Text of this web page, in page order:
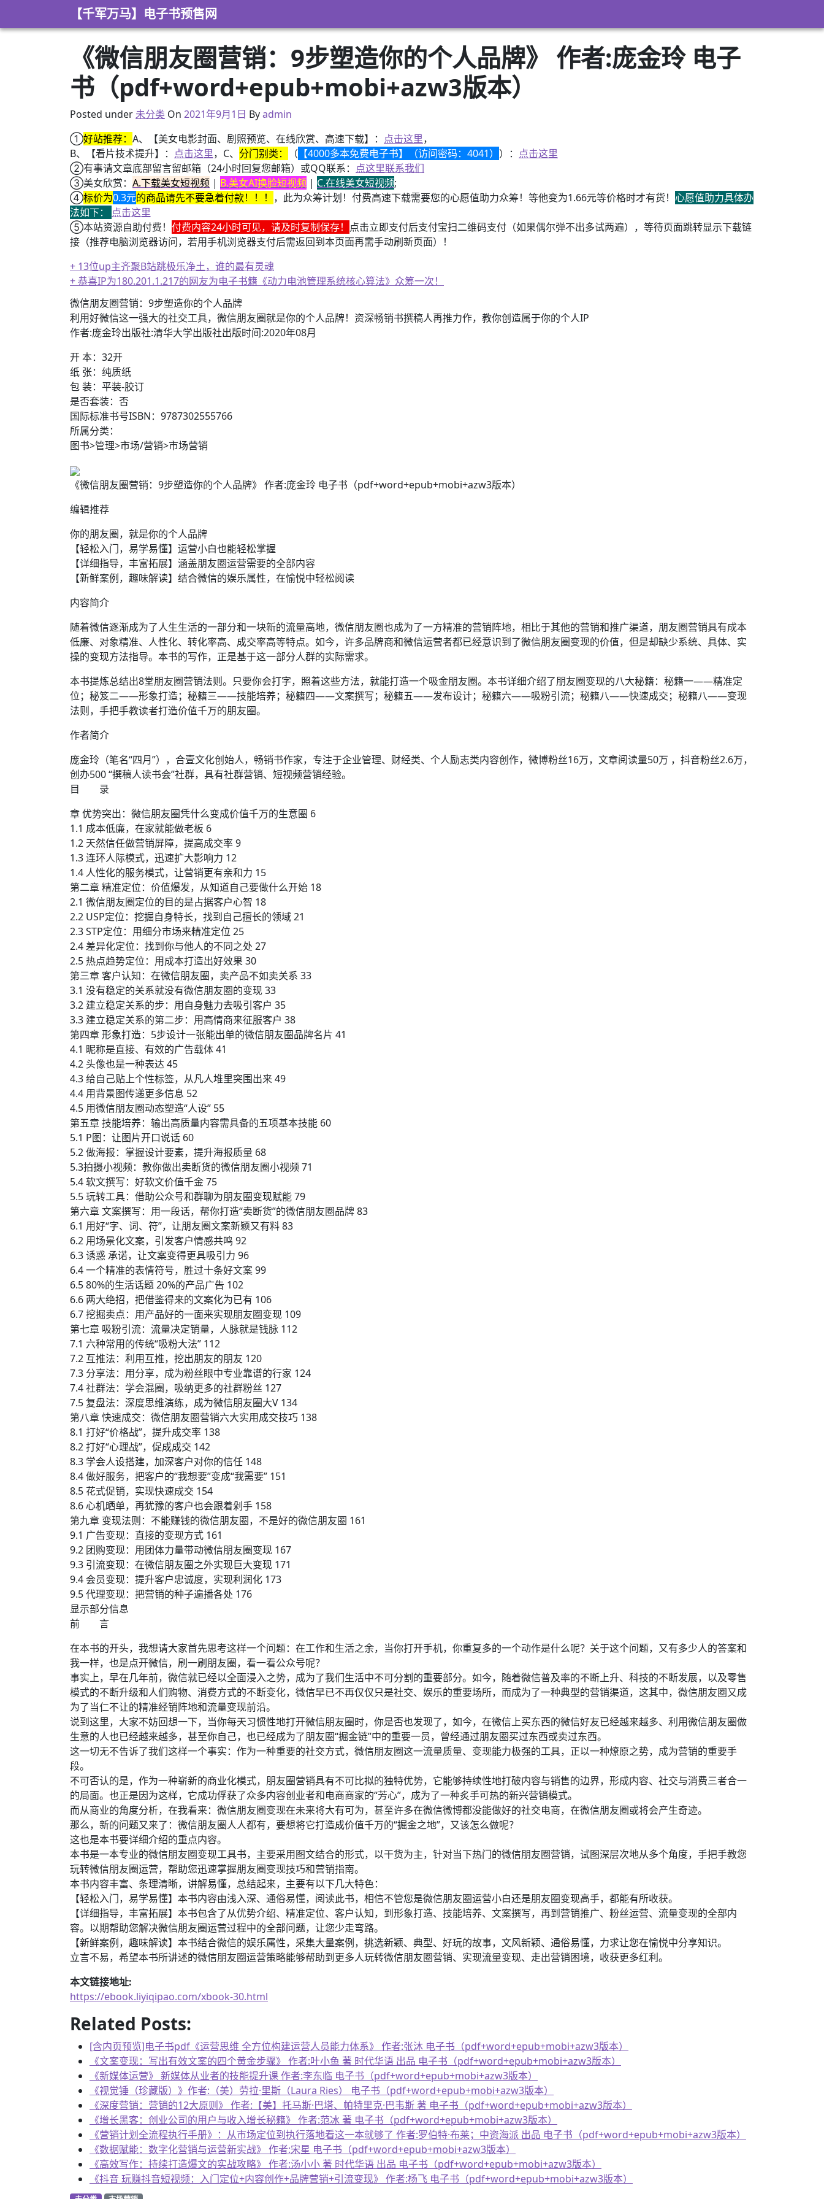
【千军万马】电子书预售网
《微信朋友圈营销：9步塑造你的个人品牌》 作者:庞金玲 电子
书（pdf+word+epub+mobi+azw3版本）
Posted under未分类 On 2021年8月31日
2021年9月1日 Byadmin
①好站推荐： A、【美女电影封面、剧照预览、在线欣赏、高速下载】： 点击这里，
B、【看片技术提升】： 点击这里，C、 分门别类： （ 【4000多本免费电子书】（访问密码：4041） ）： 点击这里
②有事请文章底部留言留邮箱（24小时回复您邮箱）或QQ联系： 点这里联系我们
③美女欣赏： A.下载美女短视频 | B.美女AI换脸短视频 | C.在线美女短视频;
④标价为0.3元的商品请先不要急着付款！！！ ，此为众筹计划！付费高速下载需要您的心愿值助力众筹！等他变为1.66元等价格时才有货！ 心愿值助力具体办
法如下： 点击这里
⑤本站资源自助付费！ 付费内容24小时可见，请及时复制保存！ 点击立即支付后支付宝扫二维码支付（如果偶尔弹不出多试两遍），等待页面跳转显示下载链
接（推荐电脑浏览器访问，若用手机浏览器支付后需返回到本页面再需手动刷新页面）！
+ 13位up主齐聚B站跳极乐净土，谁的最有灵魂
+ 恭喜IP为180.201.1.217的网友为电子书籍《动力电池管理系统核心算法》众筹一次！
微信朋友圈营销：9步塑造你的个人品牌
利用好微信这一强大的社交工具，微信朋友圈就是你的个人品牌！资深畅销书撰稿人再推力作，教你创造属于你的个人IP
作者:庞金玲出版社:清华大学出版社出版时间:2020年08月
开 本：32开
纸 张：纯质纸
包 装：平装-胶订
是否套装：否
国际标准书号ISBN：9787302555766
所属分类：
图书>管理>市场/营销>市场营销
《微信朋友圈营销：9步塑造你的个人品牌》 作者:庞金玲 电子书（pdf+word+epub+mobi+azw3版本）
编辑推荐
你的朋友圈，就是你的个人品牌
【轻松入门，易学易懂】运营小白也能轻松掌握
【详细指导，丰富拓展】涵盖朋友圈运营需要的全部内容
【新鲜案例，趣味解读】结合微信的娱乐属性，在愉悦中轻松阅读
内容简介
随着微信逐渐成为了人生生活的一部分和一块新的流量高地，微信朋友圈也成为了一方精准的营销阵地，相比于其他的营销和推广渠道，朋友圈营销具有成本
低廉、对象精准、人性化、转化率高、成交率高等特点。如今，许多品牌商和微信运营者都已经意识到了微信朋友圈变现的价值，但是却缺少系统、具体、实
操的变现方法指导。本书的写作，正是基于这一部分人群的实际需求。
本书提炼总结出8堂朋友圈营销法则。只要你会打字，照着这些方法，就能打造一个吸金朋友圈。本书详细介绍了朋友圈变现的八大秘籍：秘籍一——精准定
位；秘笈二——形象打造；秘籍三——技能培养；秘籍四——文案撰写；秘籍五——发布设计；秘籍六——吸粉引流；秘籍八——快速成交；秘籍八——变现
法则，手把手教读者打造价值千万的朋友圈。
作者简介
庞金玲（笔名“四月”），合壹文化创始人，畅销书作家，专注于企业管理、财经类、个人励志类内容创作，微博粉丝16万，文章阅读量50万 ，抖音粉丝2.6万，
创办500 “撰稿人读书会”社群，具有社群营销、短视频营销经验。
目 录
章 优势突出：微信朋友圈凭什么变成价值千万的生意圈 6
1.1 成本低廉，在家就能做老板 6
1.2 天然信任做营销屏障，提高成交率 9
1.3 连环人际模式，迅速扩大影响力 12
1.4 人性化的服务模式，让营销更有亲和力 15
第二章 精准定位：价值爆发，从知道自己要做什么开始 18
2.1 微信朋友圈定位的目的是占据客户心智 18
2.2 USP定位：挖掘自身特长，找到自己擅长的领域 21
2.3 STP定位：用细分市场来精准定位 25
2.4 差异化定位：找到你与他人的不同之处 27
2.5 热点趋势定位：用成本打造出好效果 30
第三章 客户认知：在微信朋友圈，卖产品不如卖关系 33
3.1 没有稳定的关系就没有微信朋友圈的变现 33
3.2 建立稳定关系的步：用自身魅力去吸引客户 35
3.3 建立稳定关系的第二步：用高情商来征服客户 38
第四章 形象打造：5步设计一张能出单的微信朋友圈品牌名片 41
4.1 昵称是直接、有效的广告载体 41
4.2 头像也是一种表达 45
4.3 给自己贴上个性标签，从凡人堆里突围出来 49
4.4 用背景图传递更多信息 52
4.5 用微信朋友圈动态塑造“人设” 55
第五章 技能培养：输出高质量内容需具备的五项基本技能 60
5.1 P图：让图片开口说话 60
5.2 做海报：掌握设计要素，提升海报质量 68
5.3拍摄小视频：教你做出卖断货的微信朋友圈小视频 71
5.4 软文撰写：好软文价值千金 75
5.5 玩转工具：借助公众号和群聊为朋友圈变现赋能 79
第六章 文案撰写：用一段话，帮你打造“卖断货”的微信朋友圈品牌 83
6.1 用好“字、词、符”，让朋友圈文案新颖又有料 83
6.2 用场景化文案，引发客户情感共鸣 92
6.3 诱惑 承诺，让文案变得更具吸引力 96
6.4 一个精准的表情符号，胜过十条好文案 99
6.5 80%的生活话题 20%的产品广告 102
6.6 两大绝招，把借鉴得来的文案化为已有 106
6.7 挖掘卖点：用产品好的一面来实现朋友圈变现 109
第七章 吸粉引流：流量决定销量，人脉就是钱脉 112
7.1 六种常用的传统“吸粉大法” 112
7.2 互推法：利用互推，挖出朋友的朋友 120
7.3 分享法：用分享，成为粉丝眼中专业靠谱的行家 124
7.4 社群法：学会混圈，吸纳更多的社群粉丝 127
7.5 复盘法：深度思维演练，成为微信朋友圈大V 134
第八章 快速成交：微信朋友圈营销六大实用成交技巧 138
8.1 打好“价格战”，提升成交率 138
8.2 打好“心理战”，促成成交 142
8.3 学会人设搭建，加深客户对你的信任 148
8.4 做好服务，把客户的“我想要”变成“我需要” 151
8.5 花式促销，实现快速成交 154
8.6 心机晒单，再犹豫的客户也会跟着剁手 158
第九章 变现法则：不能赚钱的微信朋友圈，不是好的微信朋友圈 161
9.1 广告变现：直接的变现方式 161
9.2 团购变现：用团体力量带动微信朋友圈变现 167
9.3 引流变现：在微信朋友圈之外实现巨大变现 171
9.4 会员变现：提升客户忠诚度，实现利润化 173
9.5 代理变现：把营销的种子遍播各处 176
显示部分信息
前 言
在本书的开头，我想请大家首先思考这样一个问题：在工作和生活之余，当你打开手机，你重复多的一个动作是什么呢？关于这个问题，又有多少人的答案和
我一样，也是点开微信，刷一刷朋友圈，看一看公众号呢？
事实上，早在几年前，微信就已经以全面浸入之势，成为了我们生活中不可分割的重要部分。如今，随着微信普及率的不断上升、科技的不断发展，以及零售
模式的不断升级和人们购物、消费方式的不断变化，微信早已不再仅仅只是社交、娱乐的重要场所，而成为了一种典型的营销渠道，这其中，微信朋友圈又成
为了当仁不让的精准经销阵地和流量变现前沿。
说到这里，大家不妨回想一下，当你每天习惯性地打开微信朋友圈时，你是否也发现了，如今，在微信上买东西的微信好友已经越来越多、利用微信朋友圈做
生意的人也已经越来越多，甚至你自己，也已经成为了朋友圈“掘金链”中的重要一员，曾经通过朋友圈买过东西或卖过东西。
这一切无不告诉了我们这样一个事实：作为一种重要的社交方式，微信朋友圈这一流量质量、变现能力极强的工具，正以一种燎原之势，成为营销的重要手
段。
不可否认的是，作为一种崭新的商业化模式，朋友圈营销具有不可比拟的独特优势，它能够持续性地打破内容与销售的边界，形成内容、社交与消费三者合一
的局面。也正是因为这样，它成功俘获了众多内容创业者和电商商家的“芳心”，成为了一种炙手可热的新兴营销模式。
而从商业的角度分析，在我看来：微信朋友圈变现在未来将大有可为，甚至许多在微信微博都没能做好的社交电商，在微信朋友圈或将会产生奇迹。
那么，新的问题又来了：微信朋友圈人人都有，要想将它打造成价值千万的“掘金之地”，又该怎么做呢？
这也是本书要详细介绍的重点内容。
本书是一本专业的微信朋友圈变现工具书，主要采用图文结合的形式，以干货为主，针对当下热门的微信朋友圈营销，试图深层次地从多个角度，手把手教您
玩转微信朋友圈运营，帮助您迅速掌握朋友圈变现技巧和营销指南。
本书内容丰富、条理清晰，讲解易懂，总结起来，主要有以下几大特色：
【轻松入门，易学易懂】本书内容由浅入深、通俗易懂，阅读此书，相信不管您是微信朋友圈运营小白还是朋友圈变现高手，都能有所收获。
【详细指导，丰富拓展】本书包含了从优势介绍、精准定位、客户认知，到形象打造、技能培养、文案撰写，再到营销推广、粉丝运营、流量变现的全部内
容。以期帮助您解决微信朋友圈运营过程中的全部问题，让您少走弯路。
【新鲜案例，趣味解读】本书结合微信的娱乐属性，采集大量案例，挑选新颖、典型、好玩的故事，文风新颖、通俗易懂，力求让您在愉悦中分享知识。
立言不易，希望本书所讲述的微信朋友圈运营策略能够帮助到更多人玩转微信朋友圈营销、实现流量变现、走出营销困境，收获更多红利。
本文链接地址:
https://ebook.liyiqipao.com/xbook-30.html
Related Posts:
[含内页预览]电子书pdf《运营思维 全方位构建运营人员能力体系》 作者:张沐 电子书（pdf+word+epub+mobi+azw3版本）
《文案变现：写出有效文案的四个黄金步骤》 作者:叶小鱼 著 时代华语 出品 电子书（pdf+word+epub+mobi+azw3版本）
《新媒体运营》 新媒体从业者的技能提升课 作者:李东临 电子书（pdf+word+epub+mobi+azw3版本）
《视觉锤（珍藏版）》作者:（美）劳拉·里斯（Laura Ries） 电子书（pdf+word+epub+mobi+azw3版本）
《深度营销：营销的12大原则》 作者:【美】托马斯·巴塔、帕特里克·巴韦斯 著 电子书（pdf+word+epub+mobi+azw3版本）
《增长黑客：创业公司的用户与收入增长秘籍》 作者:范冰 著 电子书（pdf+word+epub+mobi+azw3版本）
《营销计划全流程执行手册》：从市场定位到执行落地看这一本就够了 作者:罗伯特·布莱；中资海派 出品 电子书（pdf+word+epub+mobi+azw3版本）
《数据赋能：数字化营销与运营新实战》 作者:宋星 电子书（pdf+word+epub+mobi+azw3版本）
《高效写作：持续打造爆文的实战攻略》 作者:汤小小 著 时代华语 出品 电子书（pdf+word+epub+mobi+azw3版本）
《抖音 玩赚抖音短视频：入门定位+内容创作+品牌营销+引流变现》 作者:杨飞 电子书（pdf+word+epub+mobi+azw3版本）